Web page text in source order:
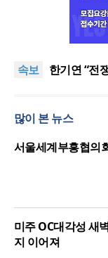
속보
“한국 복
주길”
한기연 “전
성회 위해 협
“한국 복음
“기도로
주길”
많이 본 뉴스
서울세계부흥협의
미주 OC대각성 새
지 이어져